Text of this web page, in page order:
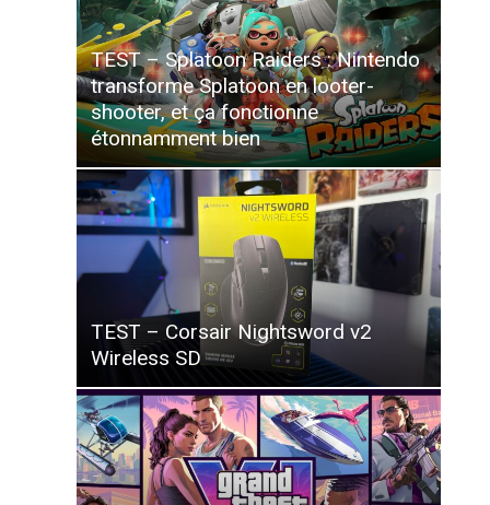
TEST – Splatoon Raiders : Nintendo
transforme Splatoon en looter-
shooter, et ça fonctionne
étonnamment bien
TEST – Corsair Nightsword v2
Wireless SD